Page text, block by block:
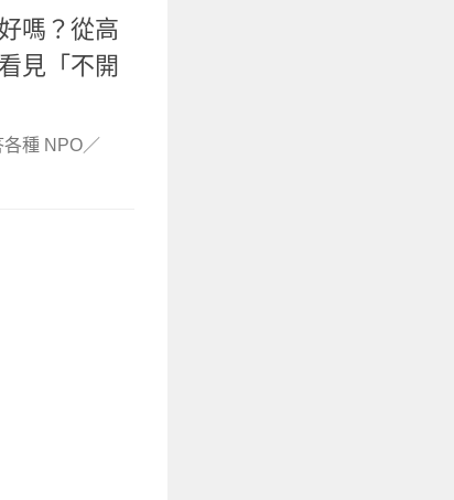
嗎？從高
見「不開
種 NPO／